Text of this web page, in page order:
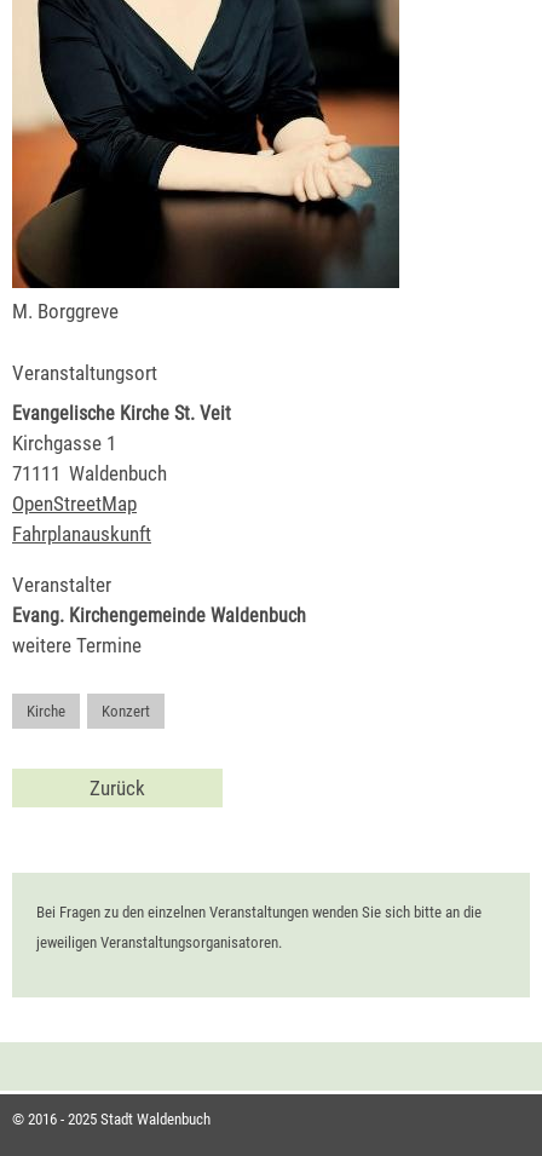
M. Borggreve
Veranstaltungsort
Evangelische Kirche St. Veit
Kirchgasse 1
71111 Waldenbuch
OpenStreetMap
Fahrplanauskunft
Veranstalter
Evang. Kirchengemeinde Waldenbuch
weitere Termine
Kirche Konzert
Zurück
Bei Fragen zu den einzelnen Veranstaltungen wenden Sie sich bitte an die
jeweiligen Veranstaltungsorganisatoren.
© 2016 - 2025 Stadt Waldenbuch